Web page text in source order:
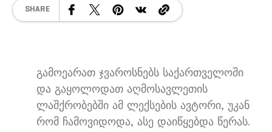
SHARE
გამოეარათ ჯვაროსნებს საქართველოში
და გაყოლოდათ აღმოსავლეთის
ლაშქრობებში ამ ლექსების ავტორი, უკან
რომ ჩამოვიდოდა, ასე დაიწყებდა წერას.